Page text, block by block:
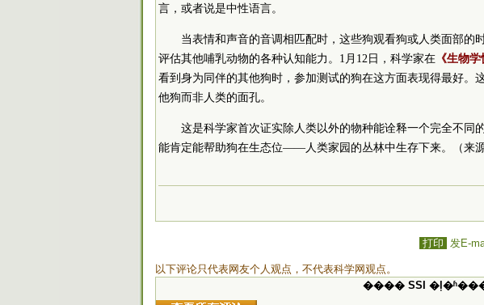
言，或者说是中性语言。
当表情和声音的音调相匹配时，这些狗观看狗或人类面部的
评估其他哺乳动物的各种认知能力。1月12日，科学家在 《生物学
看到身为同伴的其他狗时，参加测试的狗在这方面表现得最好。
他狗而非人类的面孔。
这是科学家首次证实除人类以外的物种能诠释一个完全不同
能肯定能帮助狗在生态位——人类家园的丛林中生存下来。（来源
打印 发E-
以下评论只代表网友个人观点，不代表科学网观点。
���� SSI